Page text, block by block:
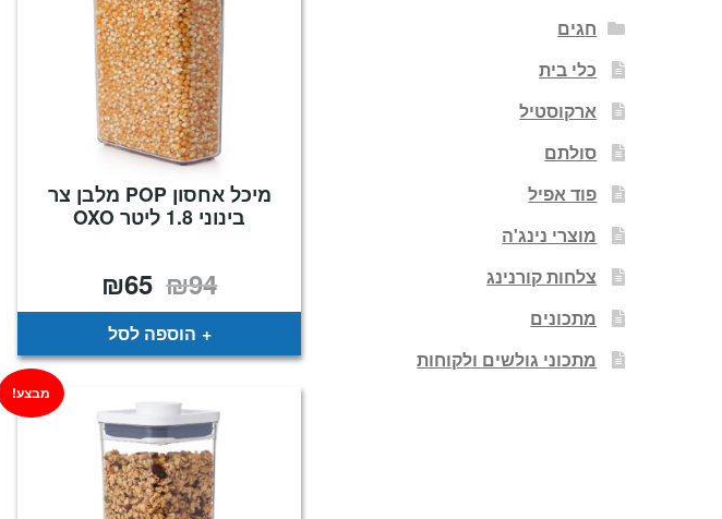
מיכל אחסון POP מלבן צר
בינוני 1.8 ליטר OXO
₪94 המחיר
המקורי
היה:
₪94.
₪65
הוא:
הוספה לסל
מבצע!
חגים
כלי בית
ארקוסטיל
סולתם
פוד אפיל
מוצרי נינג'ה
צלחות קורנינג
מתכונים
מתכוני גולשים ולקוחות